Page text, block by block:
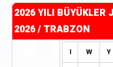
2026 YILI BÜYÜKLER
2026 / TRABZON
I W Y